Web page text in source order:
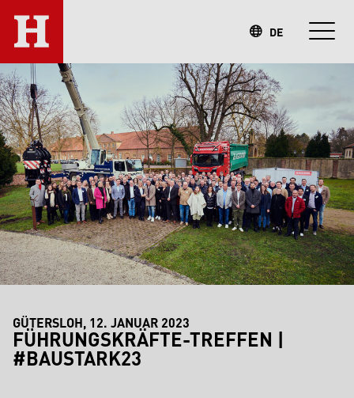
DE
GÜTERSLOH, 12. JANUAR 2023
FÜHRUNGSKRÄFTE-TREFFEN |
#BAUSTARK23